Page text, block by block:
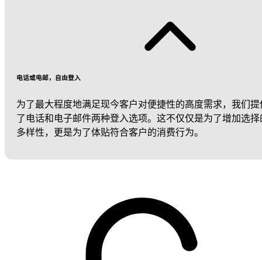
电话或电邮，自由登入
为了最大程度地满足现今客户对便捷性的高度需求，我们提
了电话和电子邮件两种登入选项。这不仅仅是为了增加选择
多样性，更是为了体贴符合客户的消费行为。